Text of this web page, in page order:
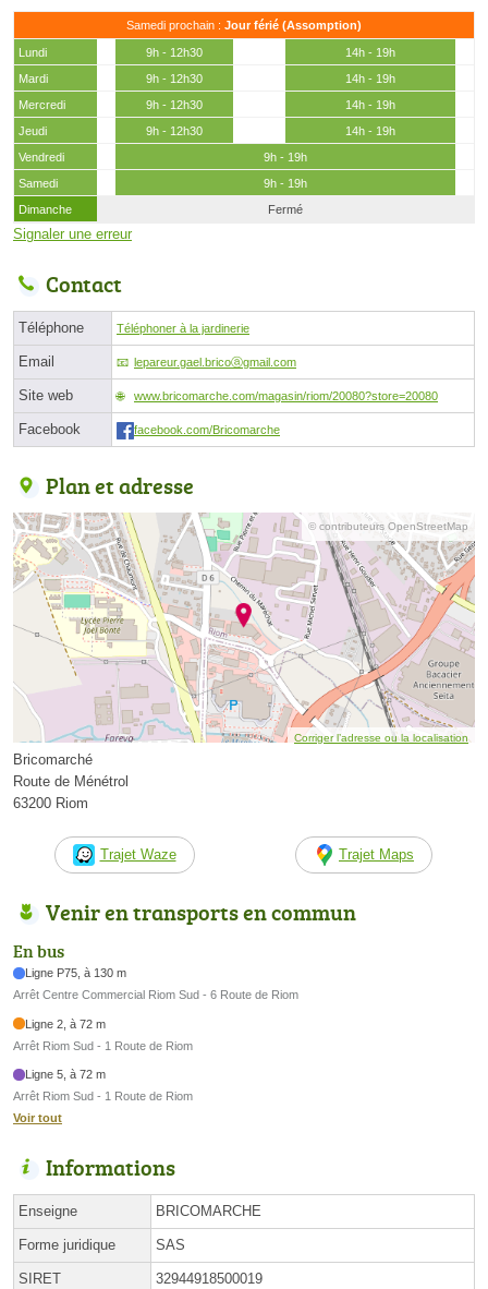
Samedi prochain : Jour férié (Assomption)
Lundi 9h - 12h30
14h - 19h
Mardi
9h - 12h30
14h - 19h
Mercredi
9h - 12h30
14h - 19h
Jeudi
9h - 12h30
14h - 19h
Vendredi
9h - 19h
Samedi
9h - 19h
Dimanche
Fermé
Signaler une erreur
Contact
Téléphone Téléphoner à la jardinerie
Email lepareur.gael.bricoⓐgmail.com
Site web www.bricomarche.com/magasin/riom/20080?store=20080
Facebook facebook.com/Bricomarche
Plan et adresse
© contributeurs OpenStreetMap
Corriger l’adresse ou la localisation
Bricomarché
Route de Ménétrol
63200 Riom
Trajet Waze Trajet Maps
Venir en transports en commun
En bus
Ligne P75, à 130 m
Arrêt Centre Commercial Riom Sud - 6 Route de Riom
Ligne 2, à 72 m
Arrêt Riom Sud - 1 Route de Riom
Ligne 5, à 72 m
Arrêt Riom Sud - 1 Route de Riom
Voir tout
Informations
Enseigne BRICOMARCHE
Forme juridique SAS
SIRET 32944918500019